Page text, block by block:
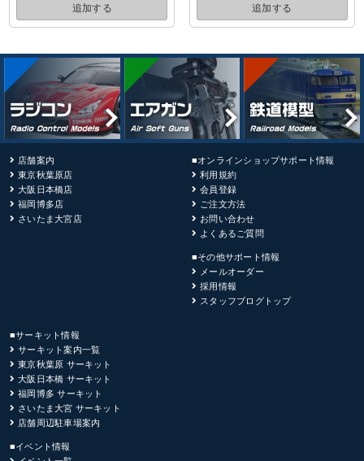
追加する
追加する
店舗案内
東京秋葉原店
大阪日本橋店
福岡博多店
さいたま大宮店
■オンラインショップサポート情報
利用規約
会員登録
ご注文方法
お問い合わせ
よくあるご質問
■その他サポート情報
メールオーダー
採用情報
スタッフブログトップ
■サーキット情報
サーキット案内一覧
東京秋葉原 サーキット
大阪日本橋 サーキット
福岡博多 サーキット
さいたま大宮 サーキット
店舗周辺駐車場案内
■イベント情報